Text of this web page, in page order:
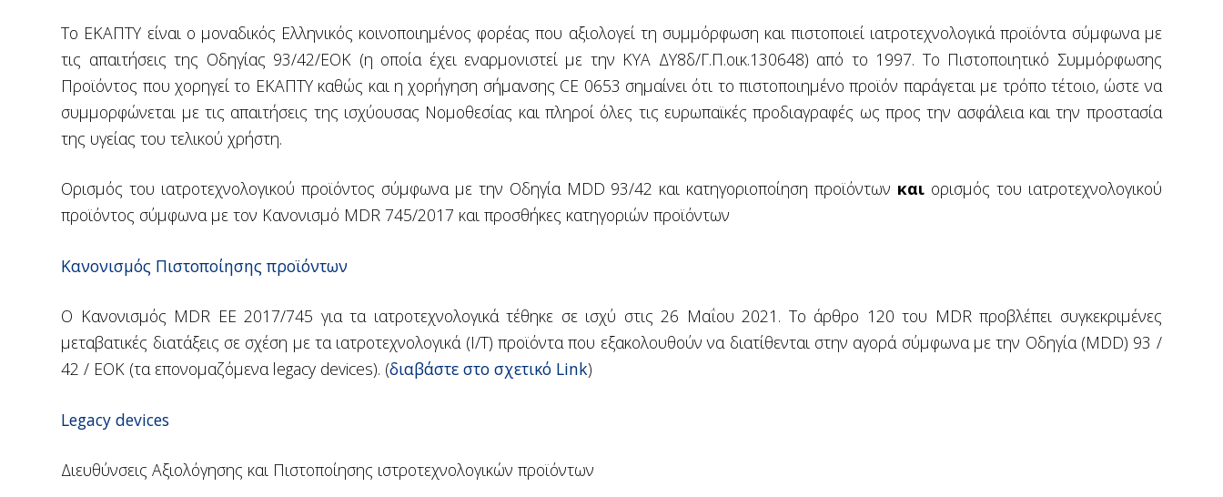
Tο ΕΚΑΠΤΥ είναι ο μοναδικός Ελληνικός κοινοποιημένος φορέας που αξιολογεί τη συμμόρφωση και πιστοποιεί ιατροτεχνολογικά προϊόντα σύμφωνα με
τις απαιτήσεις της Οδηγίας 93/42/ΕΟΚ (η οποία έχει εναρμονιστεί με την ΚΥΑ ΔΥ8δ/Γ.Π.οικ.130648) από το 1997. Το Πιστοποιητικό Συμμόρφωσης
Προϊόντος που χορηγεί το ΕΚΑΠΤΥ καθώς και η χορήγηση σήμανσης CE 0653 σημαίνει ότι το πιστοποιημένο προϊόν παράγεται με τρόπο τέτοιο, ώστε να
συμμορφώνεται με τις απαιτήσεις της ισχύουσας Νομοθεσίας και πληροί όλες τις ευρωπαϊκές προδιαγραφές ως προς την ασφάλεια και την προστασία
της υγείας του τελικού χρήστη.
Ορισμός του ιατροτεχνολογικού προϊόντος σύμφωνα με την Οδηγία MDD 93/42 και κατηγοριοποίηση προϊόντων και ορισμός του ιατροτεχνολογικού
προϊόντος σύμφωνα με τον Κανονισμό MDR 745/2017 και προσθήκες κατηγοριών προϊόντων
Κανονισμός Πιστοποίησης προϊόντων
Ο Κανονισμός MDR ΕΕ 2017/745 για τα ιατροτεχνολογικά τέθηκε σε ισχύ στις 26 Μαΐου 2021. Το άρθρο 120 του MDR προβλέπει συγκεκριμένες
μεταβατικές διατάξεις σε σχέση με τα ιατροτεχνολογικά (Ι/Τ) προϊόντα που εξακολουθούν να διατίθενται στην αγορά σύμφωνα με την Οδηγία (MDD) 93 /
42 / ΕΟΚ (τα επονομαζόμενα legacy devices). (διαβάστε στο σχετικό Link)
Legacy devices
Διευθύνσεις Αξιολόγησης και Πιστοποίησης ιστροτεχνολογικών προϊόντων